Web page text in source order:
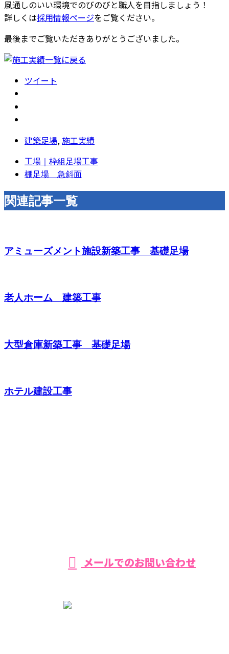
風通しのいい環境でのびのびと職人を目指しましょう！
詳しくは採用情報ページをご覧ください。
最後までご覧いただきありがとうございました。
ツイート
建築足場,施工実績
工場｜枠組足場工事
棚足場 急斜面
関連記事一覧
アミューズメント施設新築工事 基礎足場
老人ホーム 建築工事
大型倉庫新築工事 基礎足場
ホテル建設工事
メールでのお問い合わせ